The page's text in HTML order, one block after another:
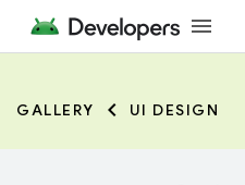
UI DESIGN
GALLERY